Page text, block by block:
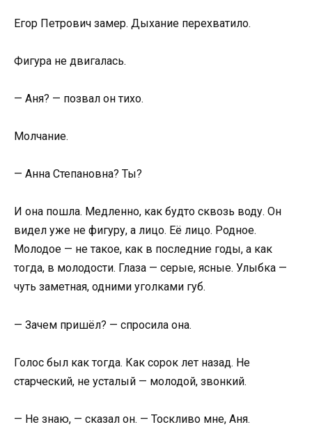
Егор Петрович замер. Дыхание перехватило.
Фигура не двигалась.
— Аня? — позвал он тихо.
Молчание.
— Анна Степановна? Ты?
И она пошла. Медленно, как будто сквозь воду. Он
видел уже не фигуру, а лицо. Её лицо. Родное.
Молодое — не такое, как в последние годы, а как
тогда, в молодости. Глаза — серые, ясные. Улыбка —
чуть заметная, одними уголками губ.
— Зачем пришёл? — спросила она.
Голос был как тогда. Как сорок лет назад. Не
старческий, не усталый — молодой, звонкий.
— Не знаю, — сказал он. — Тоскливо мне, Аня.